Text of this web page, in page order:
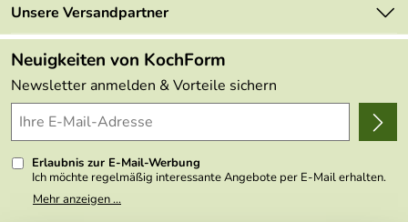
Retourenportal
FAQs
Lieferbedingungen
Delivery Terms
Kundenlogin
Angebote
Made in Germany
Themen
Wir über uns
Presse
Unsere Versandpartner
Neuigkeiten von KochForm
Newsletter anmelden & Vorteile sichern
Erlaubnis zur E-Mail-Werbung
Ich möchte regelmäßig interessante Angebote per E-Mail erhalten.
Meine E-Mail-Adresse wird nicht an andere Unternehmen
weitergegeben. Zu statistischen Zwecken wird in anonymer Form
Mehr anzeigen ...